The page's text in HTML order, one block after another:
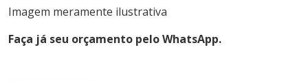
Imagem meramente ilustrativa
Faça já seu orçamento pelo WhatsApp.